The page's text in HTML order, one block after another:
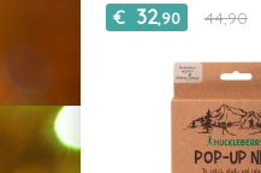
€ 32,90 44,90